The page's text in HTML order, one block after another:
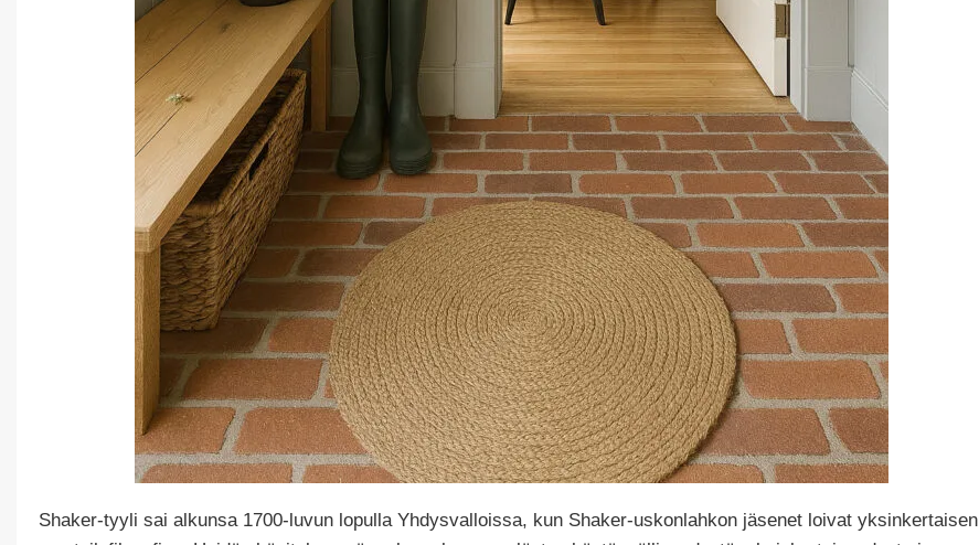
Shaker-tyyli sai alkunsa 1700-luvun lopulla Yhdysvalloissa, kun Shaker-uskonlahkon jäsenet loivat yksinkertaisen